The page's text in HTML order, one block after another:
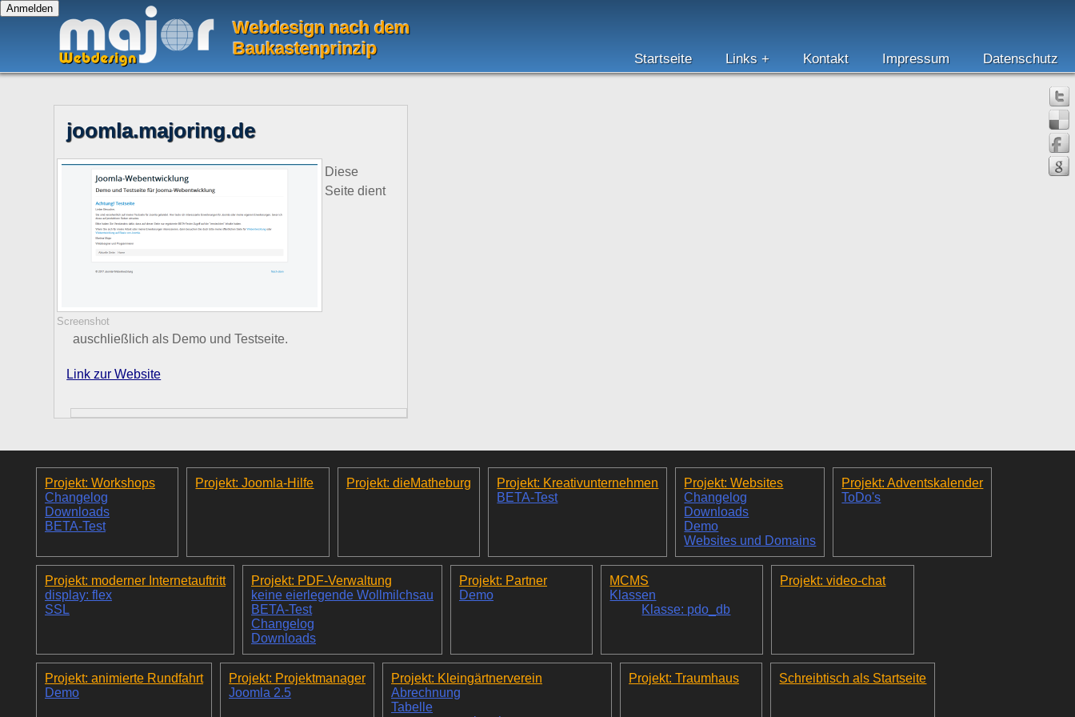
Webdesign nach dem
Baukastenprinzip
Startseite Links Kontakt Impressum Datenschutz
joomla.majoring.de
Screenshot
Diese
Seite dient
auschließlich als Demo und Testseite.
Link zur Website
Projekt: Workshops
Changelog
Downloads
BETA-Test
Projekt: Joomla-Hilfe Projekt: dieMatheburg
Projekt: Kreativunternehmen
BETA-Test
Projekt: Websites
Changelog
Downloads
Demo
Websites und Domains
Projekt: Adventskalender
ToDo's
Projekt: moderner Internetauftritt
display: flex
SSL
Projekt: PDF-Verwaltung
keine eierlegende Wollmilchsau
BETA-Test
Changelog
Downloads
Projekt: Partner
Demo
MCMS
Klassen
Klasse: pdo_db
Projekt: video-chat
Projekt: animierte Rundfahrt
Demo
Projekt: Projektmanager
Joomla 2.5
Projekt: Kleingärtnerverein
Abrechnung
Tabelle
Projekt: Traumhaus Schreibtisch als Startseite